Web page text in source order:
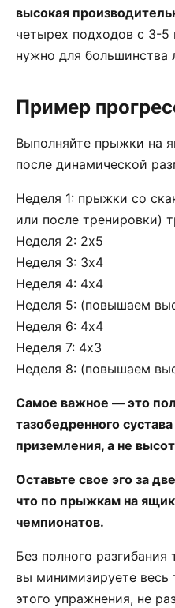
высокая
четырех подходов с 3-5
нужно для большинства
Пример
Выполняйте прыжки на
после динамической
Неделя 1: прыжки со
или после тренировки)
Неделя 2: 2х5
Неделя 3: 3х4
Неделя 4: 4х4
Неделя 5: (повышаем
Неделя 6: 4х4
Неделя 7: 4х3
Неделя 8: (повышаем
Самое важное — это
тазобедренного
приземления, а не
Оставьте свое эго за
что по прыжкам на
чемпионатов.
Без полного разгибания
вы минимизируете весь
этого упражнения, не